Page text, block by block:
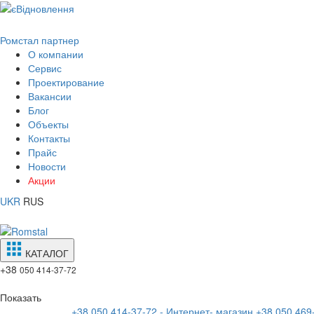
Ромстал партнер
О компании
Сервис
Проектирование
Вакансии
Блог
Объекты
Контакты
Прайс
Новости
Акции
UKR RUS
КАТАЛОГ
+38 050 414-37-72
Показать
+38 050 414-37-72 - Интернет- магазин +38 050